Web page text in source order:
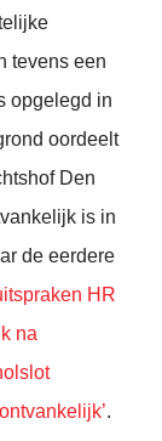
tevens een
opgelegd in
oordeelt
Den
is in
de eerdere
HR
na
.